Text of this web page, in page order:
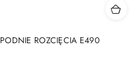
ROZCIĘCIA E490